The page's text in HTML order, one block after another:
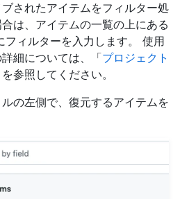
されたアイテムをフィルター処
は、アイテムの一覧の上にある
フィルターを入力します。 使用
細については、「プロジェクト
を参照してください。
の左側で、復元するアイテムを